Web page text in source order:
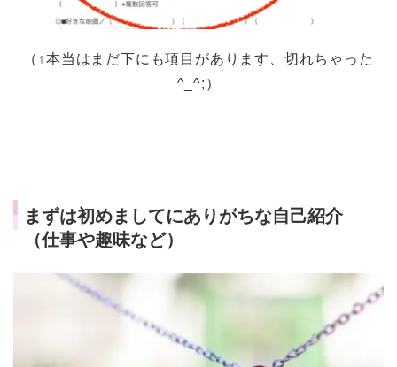
（↑本当はまだ下にも項目があります、切れちゃった
^_^;）
まずは初めましてにありがちな自己紹介
（仕事や趣味など）